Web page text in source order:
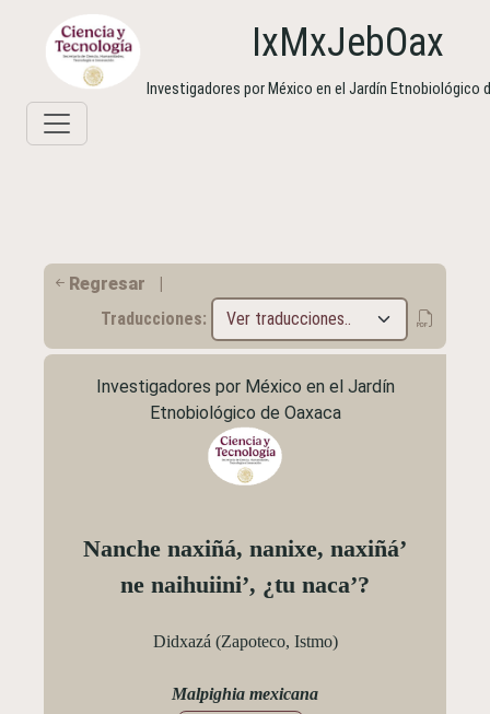
IxMxJebOax
Investigadores por México en el Jardín Etnobiológico
Regresar
|
Traducciones:
Investigadores por México en el Jardín
Etnobiológico de Oaxaca
Nanche naxiñá, nanixe, naxiñá’
ne naihuiini’, ¿tu naca’?
Didxazá (Zapoteco, Istmo)
Malpighia mexicana